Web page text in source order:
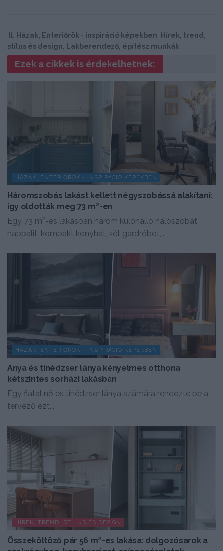
Itt: Házak, Enteriőrök - inspiráció képekben, Hírek, trend,
stílus és design, Lakberendező, építész munkák
Ezek a cikkek is érdekelhetnek:
HÁZAK, ENTERIŐRÖK - INSPIRÁCIÓ KÉPEKBEN
Háromszobás lakást kellett négyszobássá alakítani:
így oldották meg 73 m²-en
Egy 73 m²-es lakásban három különálló hálószobát,
nappalit, kompakt konyhát, két gardróbot,...
HÁZAK, ENTERIŐRÖK - INSPIRÁCIÓ KÉPEKBEN
Anya és tinédzser lánya kényelmes otthona
kétszintes sorházi lakásban
Egy fiatal nő és tinédzser lánya számára rendezte be a
tervező ezt...
HÍREK, TREND, STÍLUS ÉS DESIGN
Összeköltöző pár 56 m²-es lakása: dolgozósarok a